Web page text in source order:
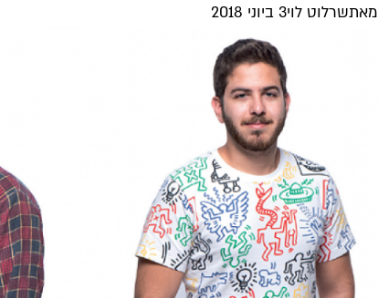
מאתשרלוט לוי3 ביוני 2018